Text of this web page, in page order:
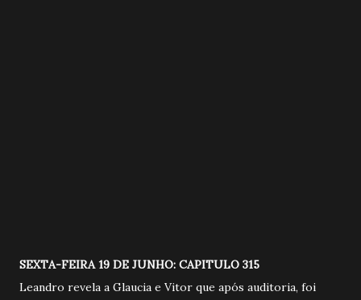
SEXTA-FEIRA 19 DE JUNHO: CAPITULO 315
Leandro revela a Glaucia e Vitor que após auditoria, foi